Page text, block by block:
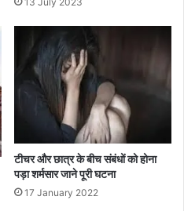
टीचर और छात्र के बीच संबंधों को होना
पड़ा शर्मसार जाने पूरी घटना
17 January 2022